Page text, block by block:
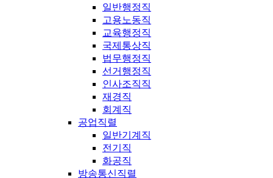
일반행정직
고용노동직
교육행정직
국제통상직
법무행정직
선거행정직
인사조직직
재경직
회계직
공업직렬
일반기계직
전기직
화공직
방송통신직렬